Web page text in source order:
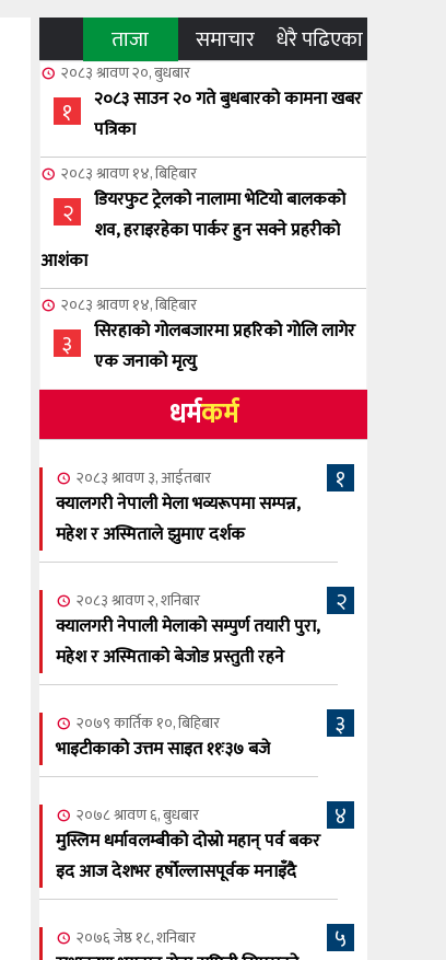
ताजा समाचार धेरै पढिएका
२०८३ श्रावण २०, बुधबार
१
२०८३ साउन २० गते बुधबारको कामना खबर
पत्रिका
२०८३ श्रावण १४, बिहिबार
२
डियरफुट ट्रेलको नालामा भेटियो बालकको
शव, हराइरहेका पार्कर हुन सक्ने प्रहरीको
आशंका
२०८३ श्रावण १४, बिहिबार
३
सिरहाको गोलबजारमा प्रहरिको गोलि लागेर
एक जनाको मृत्यु
२०८३ श्रावण १०, आईतबार
४ NCSC को अध्यक्षमा घनेन्द्र न्यौपाने बिजयी
२०८३ श्रावण ८, शुक्रबार
५
नेप्लिज सोसाइटि अफ क्यालगरीको अध्यक्षमा
सूर्य अधिकारी र घनेन्द्र न्यौपाने भिड्दै
२०८३ श्रावण ६, बुधबार
६
२०८३ काउन ६ गते बुधबारको कामना खबर
पत्रिका
७
क्यालगरी नेपाली मेला भव्यरूपमा सम्पन्न,
महेश र अस्मिताले झुमाए दर्शक
८
क्यालगरी नेपाली मेलाको सम्पुर्ण तयारी पुरा,
महेश र अस्मिताको बेजोड प्रस्तुती रहने
धर्मकर्म
२०८३ श्रावण ३, आईतबार
क्यालगरी नेपाली मेला भव्यरूपमा सम्पन्न,
महेश र अस्मिताले झुमाए दर्शक
१
२०८३ श्रावण २, शनिबार
क्यालगरी नेपाली मेलाको सम्पुर्ण तयारी पुरा,
महेश र अस्मिताको बेजोड प्रस्तुती रहने
२
२०७९ कार्तिक १०, बिहिबार
भाइटीकाको उत्तम साइत ११ः३७ बजे
३
२०७८ श्रावण ६, बुधबार
मुस्लिम धर्मावलम्बीको दोस्रो महान् पर्व बकर
इद आज देशभर हर्षोल्लासपूर्वक मनाइँदै
४
२०७६ जेष्ठ १८, शनिबार ५